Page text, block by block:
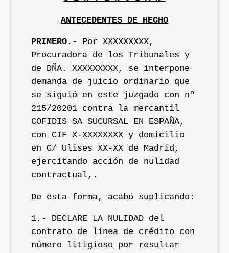
ANTECEDENTES DE HECHO
PRIMERO.-
Por XXXXXXXXX,
Procuradora de los Tribunales y
de DÑA. XXXXXXXXX, se interpone
demanda de juicio ordinario que
se siguió en este juzgado con nº
215/20201 contra la mercantil
COFIDIS SA SUCURSAL EN ESPAÑA,
con CIF X-XXXXXXXX y domicilio
en C/ Ulises XX-XX de Madrid,
ejercitando acción de nulidad
contractual,.
De esta forma, acabó suplicando:
1.- DECLARE LA NULIDAD del
contrato de línea de crédito con
número litigioso por resultar